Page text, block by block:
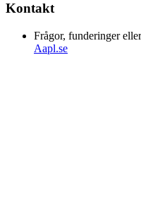
Kontakt
Frågor, funderinger
Aapl.se